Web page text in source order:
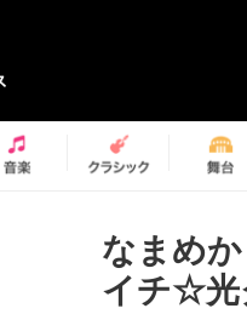
なまめ
イチ☆光